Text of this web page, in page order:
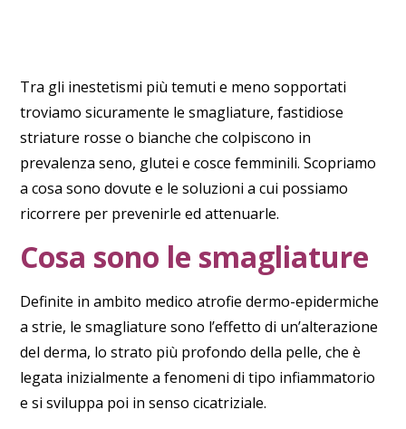
Tra gli inestetismi più temuti e meno sopportati
troviamo sicuramente lesmagliature, fastidiose
striature rosse o bianche che colpiscono in
prevalenza seno, glutei e cosce femminili. Scopriamo
a cosa sono dovute e le soluzioni a cui possiamo
ricorrere per prevenirle ed attenuarle.
Cosa sono le smagliature
Definite in ambito medicoatrofie dermo-epidermiche
a strie, le smagliature sono l’effetto di un’alterazione
del derma, lo strato più profondo della pelle, che è
legata inizialmente a fenomeni di tipo infiammatorio
e si sviluppa poi in senso cicatriziale.